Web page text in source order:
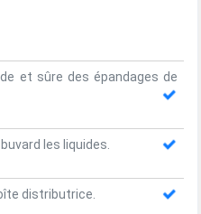
et sûre des épandages de
les liquides.
distributrice.